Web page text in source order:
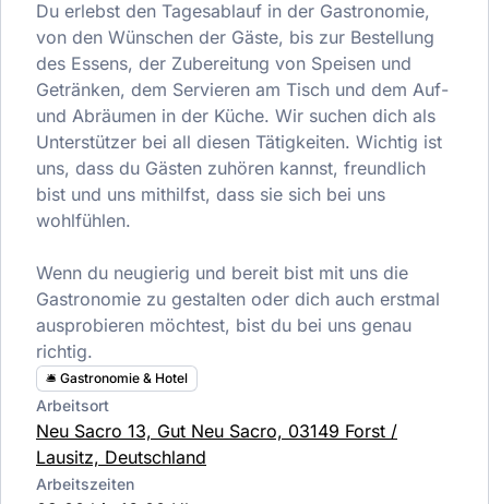
Du erlebst den Tagesablauf in der Gastronomie,
von den Wünschen der Gäste, bis zur Bestellung
des Essens, der Zubereitung von Speisen und
Getränken, dem Servieren am Tisch und dem Auf-
und Abräumen in der Küche. Wir suchen dich als
Unterstützer bei all diesen Tätigkeiten. Wichtig ist
uns, dass du Gästen zuhören kannst, freundlich
bist und uns mithilfst, dass sie sich bei uns
wohlfühlen.
Wenn du neugierig und bereit bist mit uns die
Gastronomie zu gestalten oder dich auch erstmal
ausprobieren möchtest, bist du bei uns genau
richtig.
🛎️ Gastronomie & Hotel
Arbeitsort
Neu Sacro 13, Gut Neu Sacro, 03149 Forst /
Lausitz, Deutschland
Arbeitszeiten